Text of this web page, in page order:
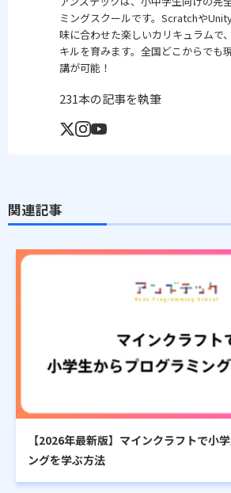
ミングスクールです。Scratchや
味に合わせた楽しいカリキュラムで
キルを育みます。全国どこからでも
講が可能！
231本の記事を執筆
関連記事
【2026年最新版】マインクラフトで小
ングを学ぶ方法